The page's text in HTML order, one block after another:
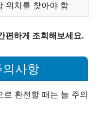
위치를 찾아야 함
편하게 조회해보세요.
의사항
로 환전할 때는 늘 주의